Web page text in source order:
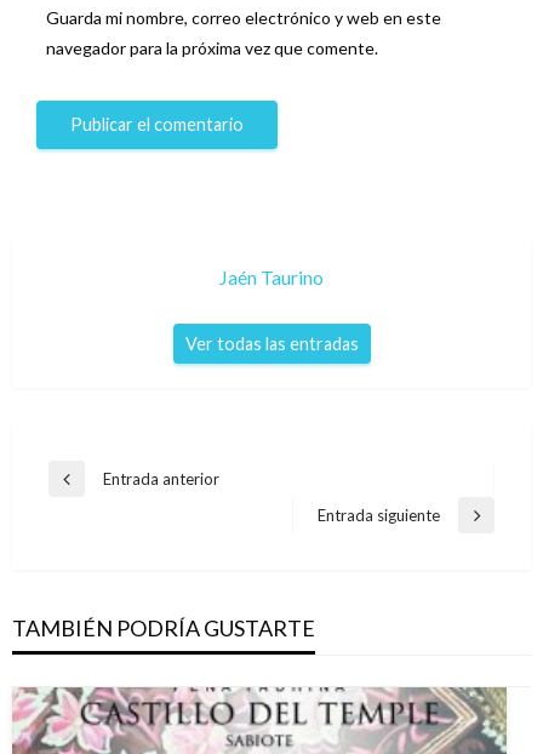
Guarda mi nombre, correo electrónico y web en este
navegador para la próxima vez que comente.
Jaén Taurino
Ver todas las entradas
Navegación
Entrada
Entrada anterior
Entrada
Entrada siguiente
TAMBIÉN PODRÍA GUSTARTE